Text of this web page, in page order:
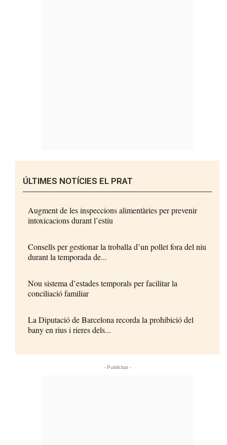
ÚLTIMES NOTÍCIES EL PRAT
Augment de les inspeccions alimentàries per prevenir
intoxicacions durant l’estiu
Consells per gestionar la troballa d’un pollet fora del niu
durant la temporada de...
Nou sistema d’estades temporals per facilitar la
conciliació familiar
La Diputació de Barcelona recorda la prohibició del
bany en rius i rieres dels...
- Publicitat -